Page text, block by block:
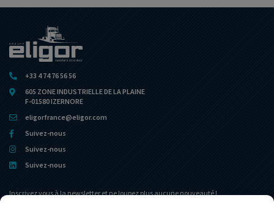
+33 4 74 76 56 56
605 ZONE INDUSTRIELLE DE LA PLAINE
F-01580 IZERNORE
eligorfrance@eligor.com
Suivez-nous
Suivez-nous
Suivez-nous
Inscrivez vous à la newsletter et ne loupez plus aucune nouveauté !